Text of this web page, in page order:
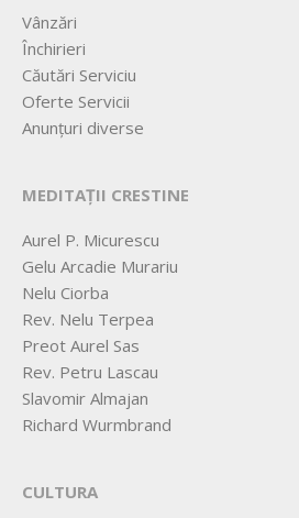
Vânzări
Închirieri
Căutări Serviciu
Oferte Servicii
Anunțuri diverse
MEDITAȚII CRESTINE
Aurel P. Micurescu
Gelu Arcadie Murariu
Nelu Ciorba
Rev. Nelu Terpea
Preot Aurel Sas
Rev. Petru Lascau
Slavomir Almajan
Richard Wurmbrand
CULTURA